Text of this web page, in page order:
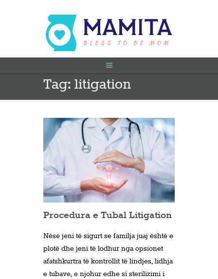
Tag: litigation
FILLIMI
PARA SHTATËZANIE
VITI I PARË
KONTAKT
Procedura e Tubal Litigation
Nëse jeni të sigurt se familja juaj është e
plotë dhe jeni të lodhur nga opsionet
afatshkurtra të kontrollit të lindjes, lidhja
e tubave, e njohur edhe si sterilizimi i